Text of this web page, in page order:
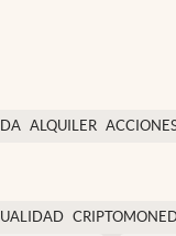
ALQUILER